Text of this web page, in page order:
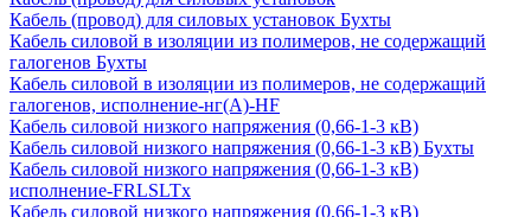
Кабель (провод) для силовых установок Бухты
Кабель силовой в изоляции из полимеров, не содержащий
галогенов Бухты
Кабель силовой в изоляции из полимеров, не содержащий
галогенов, исполнение-нг(А)-HF
Кабель силовой низкого напряжения (0,66-1-3 кВ)
Кабель силовой низкого напряжения (0,66-1-3 кВ) Бухты
Кабель силовой низкого напряжения (0,66-1-3 кВ)
исполнение-FRLSLTx
Кабель силовой низкого напряжения (0,66-1-3 кВ)